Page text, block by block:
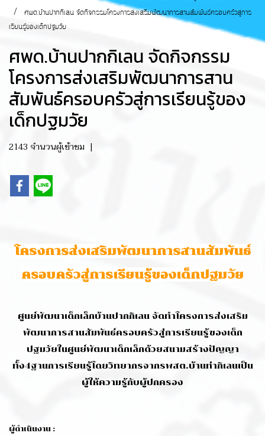
ศพด.บ้านปากกิเลน จัดกิจกรรมโครงการส่งเสริมพัฒนาการสานสัมพันธ์ครอบครัวสู่การ
เรียนรู้ของเด็กปฐมวัย
ศพด.บ้านปากกิเลน จัดกิจกรรม
โครงการส่งเสริมพัฒนาการสาน
สัมพันธ์ครอบครัวสู่การเรียนรู้ของ
เด็กปฐมวัย
2143 จำนวนผู้เข้าชม |
โครงการส่งเสริมพัฒนาการสานสัมพันธ์
ครอบครัวสู่การเรียนรู้ของเด็กปฐมวัย
ศูนย์พัฒนาเด็กเล็กบ้านปากกิเลน จัดทำโครงการส่งเสริม
พัฒนาการสานสัมพันธ์ครอบครัวสู่การเรียนรู้ของเด็ก
ปฐมวัยในศูนย์พัฒนาเด็กเล็กด้วยสนามสร้างปัญญา
ทั้ง4ฐานการเรียนรู้โดยวิทยากรจากรพสต.บ้านท่ากิเลนเป็น
ผู้ให้ความรู้กับผู้ปกครอง
ผู้ดำเนินงาน :